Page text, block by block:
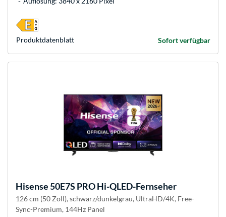
Sofort verfügbar
Produkt­datenblatt
Hisense50E7S PRO Hi-QLED-Fernseher
126 cm (50 Zoll), schwarz/dunkelgrau, UltraHD/4K, Free-
Sync-Premium, 144Hz Panel